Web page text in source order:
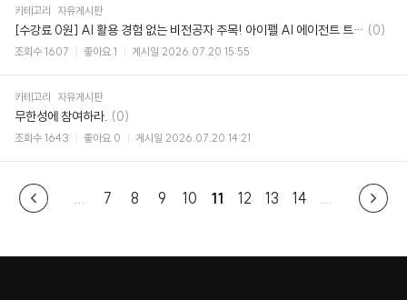
카테고리 자유게시판
[수강료 0원] AI 활용 경험 없는 비전공자 주목! 아이펠 AI 에이전트 트랙 2기! 댓
(0)
조회수 1607 좋아요 1 게시일 2026.07.20 15:55
카테고리 자유게시판
무한성에 참여하라. 댓
글
(0)
조회수 1643 좋아요 0 게시일 2026.07.20 14:21
7 8 9 10 11 12 13 14